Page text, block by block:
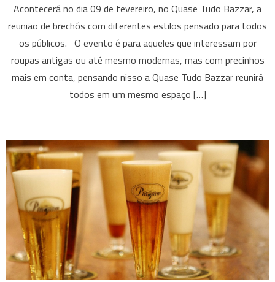
Quase
Tudo
Bazzar
Promove
Reunião
Acontecerá no dia 09 de fevereiro, no Quase Tudo Bazzar, a
reunião de brechós com diferentes estilos pensado para todos
os públicos. O evento é para aqueles que interessam por
roupas antigas ou até mesmo modernas, mas com precinhos
mais em conta, pensando nisso a Quase Tudo Bazzar reunirá
todos em um mesmo espaço […]